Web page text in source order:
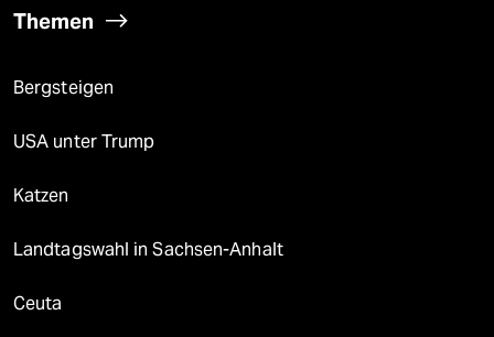
Themen
Bergsteigen
USA unter Trump
Katzen
Landtagswahl in Sachsen-Anhalt
Ceuta